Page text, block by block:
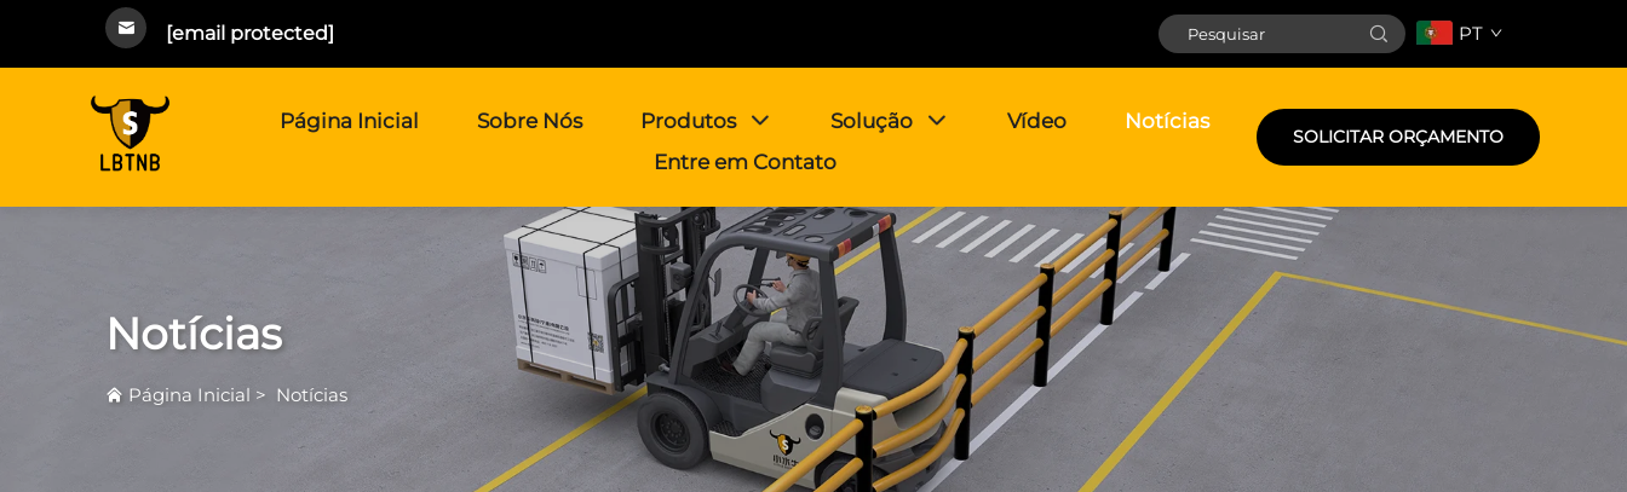
[email protected] PT
Página Inicial Sobre Nós Produtos Solução Vídeo
Notícias
Entre em Contato
SOLICITAR ORÇAMENTO
Notícias
Página Inicial > Notícias